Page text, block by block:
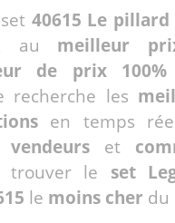
40615 Le pillard
au meilleur
de prix 100%
recherche les
en temps
vendeurs et
trouver le set
le moins cher du